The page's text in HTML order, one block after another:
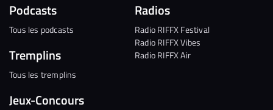
Podcasts
Tous les podcasts
Tremplins
Tous les tremplins
Jeux-Concours
Radios
Radio RIFFX Festival
Radio RIFFX Vibes
Radio RIFFX Air